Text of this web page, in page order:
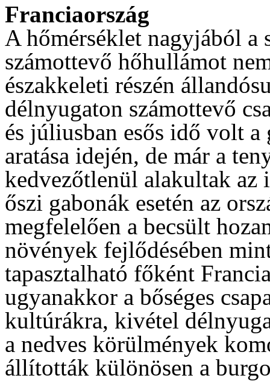
Franciaország
A hőmérséklet nagyjából
számottevő hőhullámot
északkeleti részén
délnyugaton számottevő
és júliusban esős idő volt a
aratása idején, de már a
kedvezőtlenül alakultak az
őszi gabonák esetén az
megfelelően a becsült
növények fejlődésében
tapasztalható főként
ugyanakkor a bőséges
kultúrákra, kivétel
a nedves körülmények
állították különösen a